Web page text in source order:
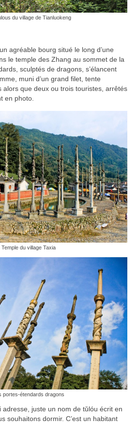
du monde
du village de Tianluokeng
agréable bourg situé le long d’une
le temple des Zhang au sommet de la
sculptés de dragons, s’élancent
muni d’un grand filet, tente
alors que deux ou trois touristes, arrêtés
en photo.
Temple du village Taxia
portes-étendards dragons
adresse, juste un nom de tǔlóu écrit en
souhaitons dormir. C’est un habitant